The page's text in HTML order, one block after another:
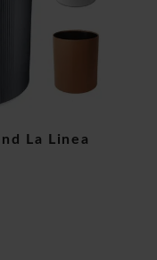
La Linea